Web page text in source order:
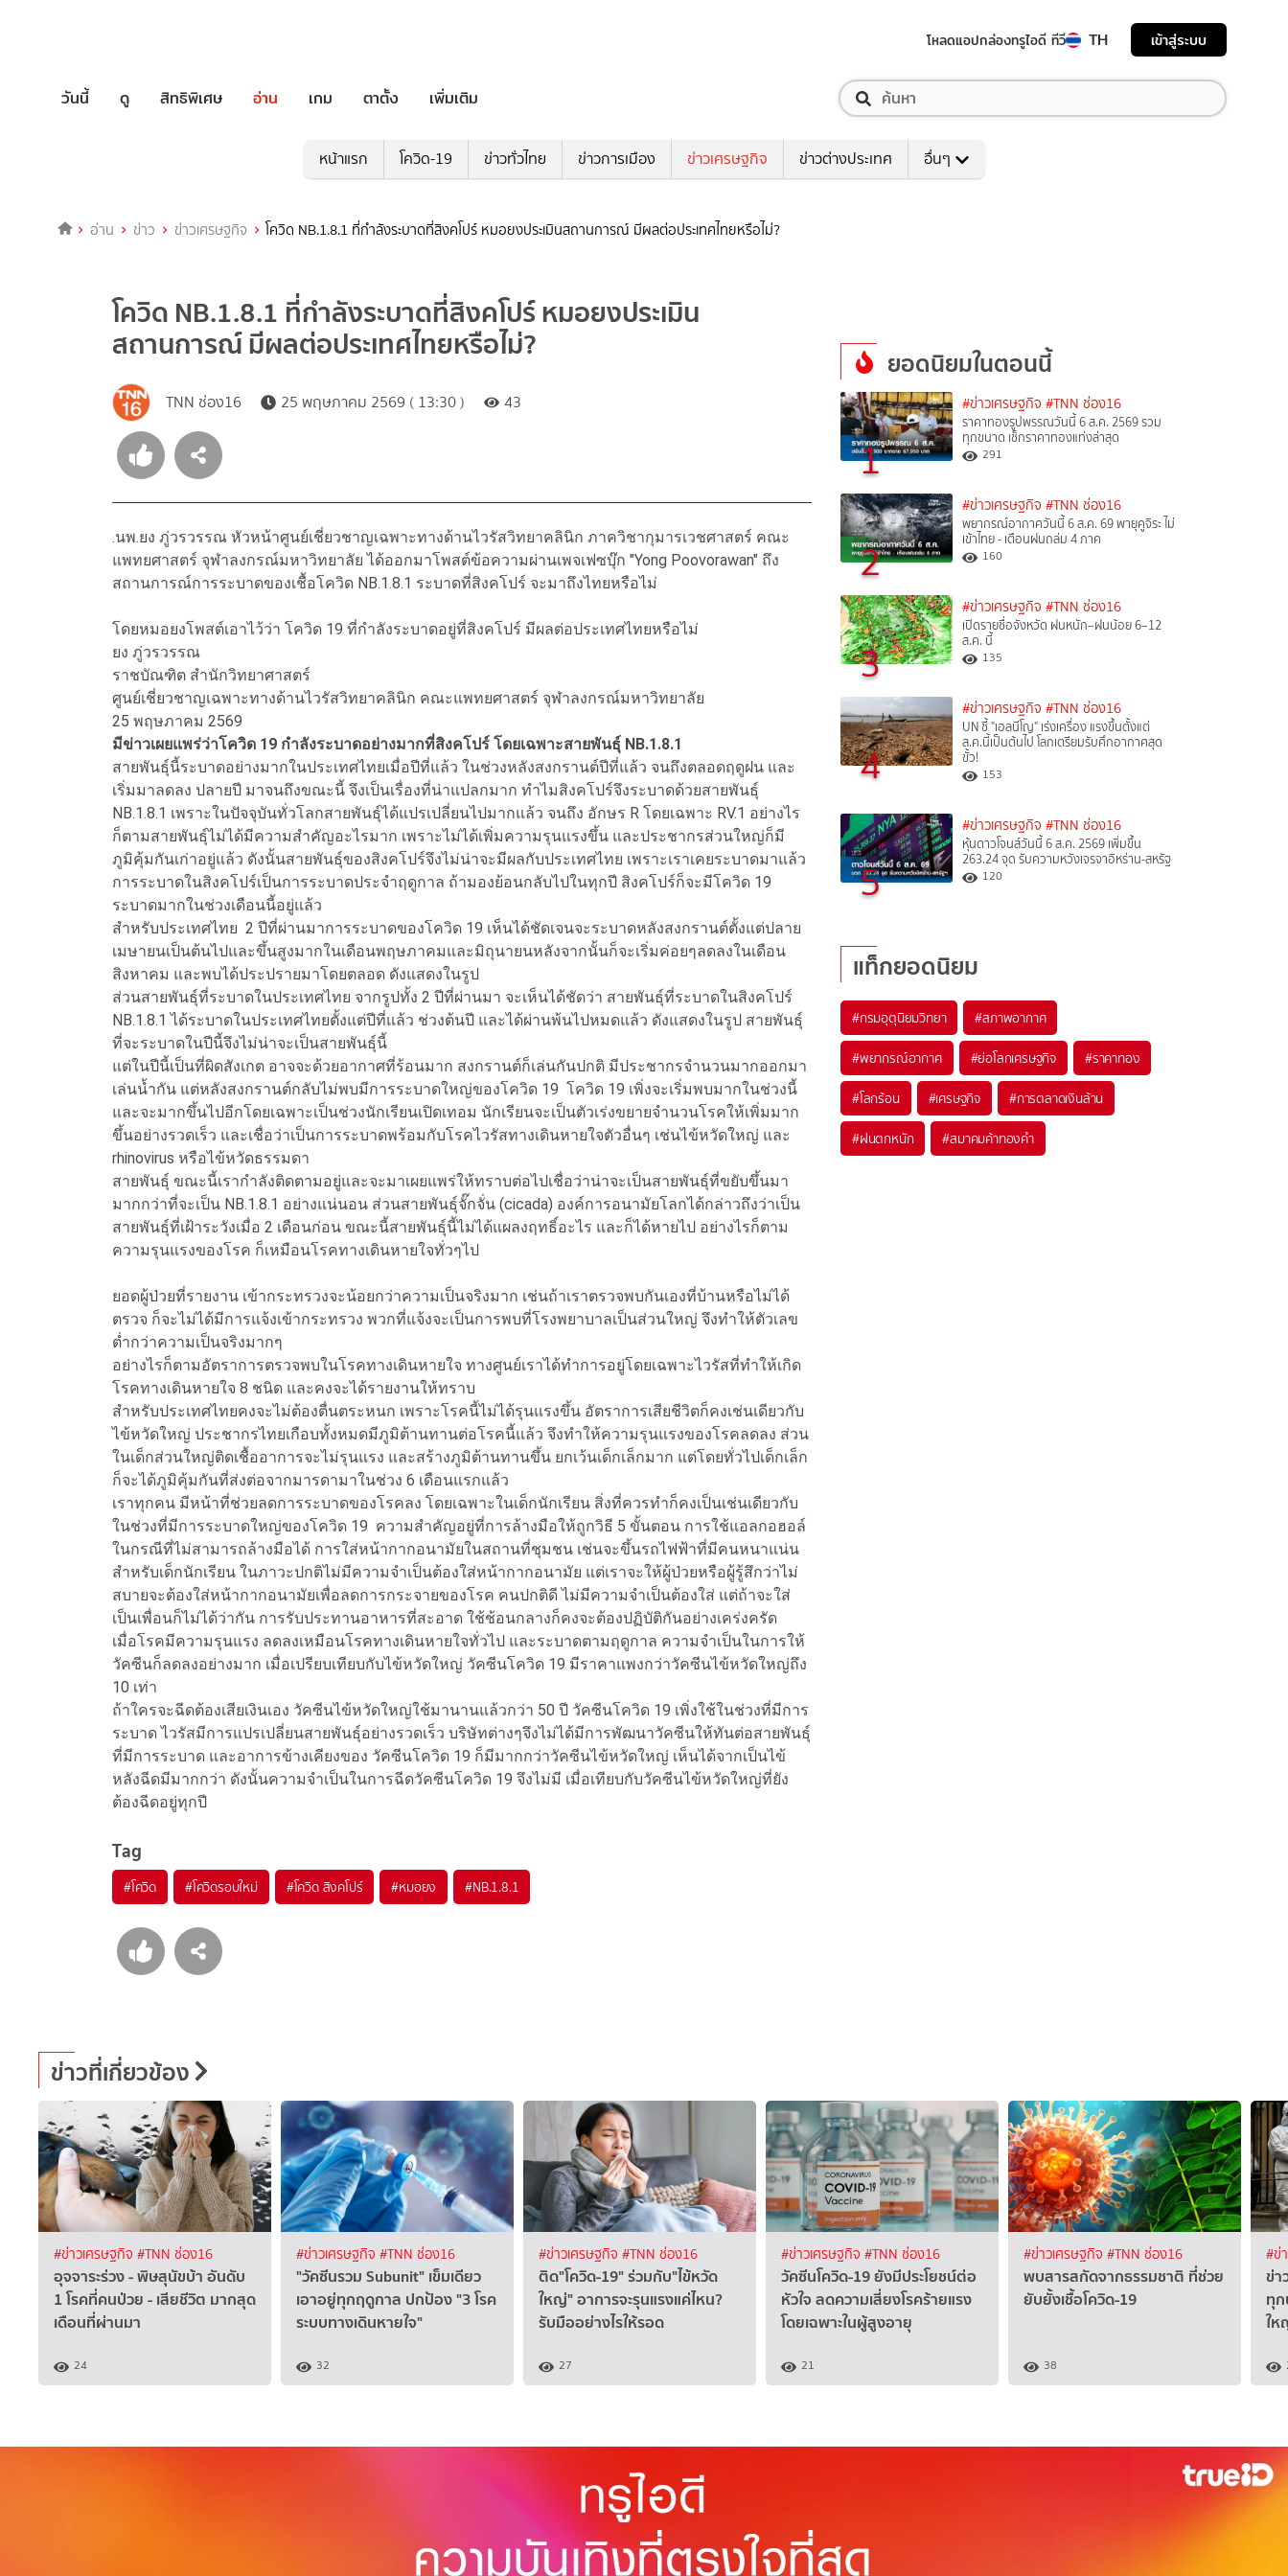
โหลดแอปกล่องทรูไอดี ทีวี TH เข้าสู่ระบบ
วันนี้ ดู สิทธิพิเศษ อ่าน เกม ตาตั้ง เพิ่มเติม
หน้าแรก โควิด-19 ข่าวทั่วไทย ข่าวการเมือง ข่าวเศรษฐกิจ ข่าวต่างประเทศ อื่นๆ
อ่าน ข่าว ข่าวเศรษฐกิจ โควิด NB.1.8.1 ที่กำลังระบาดที่สิงคโปร์ หมอยงประเมินสถานการณ์ มีผลต่อประเทศไทยหรือไม่?
โควิด NB.1.8.1 ที่กำลังระบาดที่สิงคโปร์ หมอยงประเมิน
สถานการณ์ มีผลต่อประเทศไทยหรือไม่?
TNN ช่อง16 25 พฤษภาคม 2569 ( 13:30 ) 43
.นพ.ยง ภู่วรวรรณ หัวหน้าศูนย์เชี่ยวชาญเฉพาะทางด้านไวรัสวิทยาคลินิก ภาควิชากุมารเวชศาสตร์ คณะ
แพทยศาสตร์ จุฬาลงกรณ์มหาวิทยาลัย ได้ออกมาโพสต์ข้อความผ่านเพจเฟซบุ๊ก "Yong Poovorawan" ถึง
สถานการณ์การระบาดของเชื้อโควิด NB.1.8.1 ระบาดที่สิงคโปร์ จะมาถึงไทยหรือไม่
โดยหมอยงโพสต์เอาไว้ว่า โควิด 19 ที่กำลังระบาดอยู่ที่สิงคโปร์ มีผลต่อประเทศไทยหรือไม่
ยง ภู่วรวรรณ
ราชบัณฑิต สำนักวิทยาศาสตร์
ศูนย์เชี่ยวชาญเฉพาะทางด้านไวรัสวิทยาคลินิก คณะแพทยศาสตร์ จุฬาลงกรณ์มหาวิทยาลัย
25 พฤษภาคม 2569
มีข่าวเผยแพร่ว่าโควิด 19 กำลังระบาดอย่างมากที่สิงคโปร์ โดยเฉพาะสายพันธุ์ NB.1.8.1
สายพันธุ์นี้ระบาดอย่างมากในประเทศไทยเมื่อปีที่แล้ว ในช่วงหลังสงกรานต์ปีที่แล้ว จนถึงตลอดฤดูฝน และ
เริ่มมาลดลง ปลายปี มาจนถึงขณะนี้ จึงเป็นเรื่องที่น่าแปลกมาก ทำไมสิงคโปร์จึงระบาดด้วยสายพันธุ์
NB.1.8.1 เพราะในปัจจุบันทั่วโลกสายพันธุ์ได้แปรเปลี่ยนไปมากแล้ว จนถึง อักษร R โดยเฉพาะ RV.1 อย่างไร
ก็ตามสายพันธุ์ไม่ได้มีความสำคัญอะไรมาก เพราะไม่ได้เพิ่มความรุนแรงขึ้น และประชากรส่วนใหญ่ก็มี
ภูมิคุ้มกันเก่าอยู่แล้ว ดังนั้นสายพันธุ์ของสิงคโปร์จึงไม่น่าจะมีผลกับประเทศไทย เพราะเราเคยระบาดมาแล้ว
การระบาดในสิงคโปร์เป็นการระบาดประจำฤดูกาล ถ้ามองย้อนกลับไปในทุกปี สิงคโปร์ก็จะมีโควิด 19
ระบาดมากในช่วงเดือนนี้อยู่แล้ว
สำหรับประเทศไทย 2 ปีที่ผ่านมาการระบาดของโควิด 19 เห็นได้ชัดเจนจะระบาดหลังสงกรานต์ตั้งแต่ปลาย
เมษายนเป็นต้นไปและขึ้นสูงมากในเดือนพฤษภาคมและมิถุนายนหลังจากนั้นก็จะเริ่มค่อยๆลดลงในเดือน
สิงหาคม และพบได้ประปรายมาโดยตลอด ดังแสดงในรูป
ส่วนสายพันธุ์ที่ระบาดในประเทศไทย จากรูปทั้ง 2 ปีที่ผ่านมา จะเห็นได้ชัดว่า สายพันธุ์ที่ระบาดในสิงคโปร์
NB.1.8.1 ได้ระบาดในประเทศไทยตั้งแต่ปีที่แล้ว ช่วงต้นปี และได้ผ่านพ้นไปหมดแล้ว ดังแสดงในรูป สายพันธุ์
ที่จะระบาดในปีนี้จึงไม่น่าจะเป็นสายพันธุ์นี้
แต่ในปีนี้เป็นที่ผิดสังเกต อาจจะด้วยอากาศที่ร้อนมาก สงกรานต์ก็เล่นกันปกติ มีประชากรจำนวนมากออกมา
เล่นน้ำกัน แต่หลังสงกรานต์กลับไม่พบมีการระบาดใหญ่ของโควิด 19 โควิด 19 เพิ่งจะเริ่มพบมากในช่วงนี้
และจะมากขึ้นไปอีกโดยเฉพาะเป็นช่วงนักเรียนเปิดเทอม นักเรียนจะเป็นตัวเร่งขยายจำนวนโรคให้เพิ่มมาก
ขึ้นอย่างรวดเร็ว และเชื่อว่าเป็นการระบาดพร้อมกับโรคไวรัสทางเดินหายใจตัวอื่นๆ เช่นไข้หวัดใหญ่ และ
rhinovirus หรือไข้หวัดธรรมดา
สายพันธุ์ ขณะนี้เรากำลังติดตามอยู่และจะมาเผยแพร่ให้ทราบต่อไปเชื่อว่าน่าจะเป็นสายพันธุ์ที่ขยับขึ้นมา
มากกว่าที่จะเป็น NB.1.8.1 อย่างแน่นอน ส่วนสายพันธุ์จั๊กจั่น (cicada) องค์การอนามัยโลกได้กล่าวถึงว่าเป็น
สายพันธุ์ที่เฝ้าระวังเมื่อ 2 เดือนก่อน ขณะนี้สายพันธุ์นี้ไม่ได้แผลงฤทธิ์อะไร และก็ได้หายไป อย่างไรก็ตาม
ความรุนแรงของโรค ก็เหมือนโรคทางเดินหายใจทั่วๆไป
ยอดผู้ป่วยที่รายงาน เข้ากระทรวงจะน้อยกว่าความเป็นจริงมาก เช่นถ้าเราตรวจพบกันเองที่บ้านหรือไม่ได้
ตรวจ ก็จะไม่ได้มีการแจ้งเข้ากระทรวง พวกที่แจ้งจะเป็นการพบที่โรงพยาบาลเป็นส่วนใหญ่ จึงทำให้ตัวเลข
ต่ำกว่าความเป็นจริงมากๆ
อย่างไรก็ตามอัตราการตรวจพบในโรคทางเดินหายใจ ทางศูนย์เราได้ทำการอยู่โดยเฉพาะไวรัสที่ทำให้เกิด
โรคทางเดินหายใจ 8 ชนิด และคงจะได้รายงานให้ทราบ
สำหรับประเทศไทยคงจะไม่ต้องตื่นตระหนก เพราะโรคนี้ไม่ได้รุนแรงขึ้น อัตราการเสียชีวิตก็คงเช่นเดียวกับ
ไข้หวัดใหญ่ ประชากรไทยเกือบทั้งหมดมีภูมิต้านทานต่อโรคนี้แล้ว จึงทำให้ความรุนแรงของโรคลดลง ส่วน
ในเด็กส่วนใหญ่ติดเชื้ออาการจะไม่รุนแรง และสร้างภูมิต้านทานขึ้น ยกเว้นเด็กเล็กมาก แต่โดยทั่วไปเด็กเล็ก
ก็จะได้ภูมิคุ้มกันที่ส่งต่อจากมารดามาในช่วง 6 เดือนแรกแล้ว
เราทุกคน มีหน้าที่ช่วยลดการระบาดของโรคลง โดยเฉพาะในเด็กนักเรียน สิ่งที่ควรทำก็คงเป็นเช่นเดียวกับ
ในช่วงที่มีการระบาดใหญ่ของโควิด 19 ความสำคัญอยู่ที่การล้างมือให้ถูกวิธี 5 ขั้นตอน การใช้แอลกอฮอล์
ในกรณีที่ไม่สามารถล้างมือได้ การใส่หน้ากากอนามัยในสถานที่ชุมชน เช่นจะขึ้นรถไฟฟ้าที่มีคนหนาแน่น
สำหรับเด็กนักเรียน ในภาวะปกติไม่มีความจำเป็นต้องใส่หน้ากากอนามัย แต่เราจะให้ผู้ป่วยหรือผู้รู้สึกว่าไม่
สบายจะต้องใส่หน้ากากอนามัยเพื่อลดการกระจายของโรค คนปกติดี ไม่มีความจำเป็นต้องใส่ แต่ถ้าจะใส่
เป็นเพื่อนก็ไม่ได้ว่ากัน การรับประทานอาหารที่สะอาด ใช้ช้อนกลางก็คงจะต้องปฏิบัติกันอย่างเคร่งครัด
เมื่อโรคมีความรุนแรง ลดลงเหมือนโรคทางเดินหายใจทั่วไป และระบาดตามฤดูกาล ความจำเป็นในการให้
วัคซีนก็ลดลงอย่างมาก เมื่อเปรียบเทียบกับไข้หวัดใหญ่ วัคซีนโควิด 19 มีราคาแพงกว่าวัคซีนไข้หวัดใหญ่ถึง
10 เท่า
ถ้าใครจะฉีดต้องเสียเงินเอง วัคซีนไข้หวัดใหญ่ใช้มานานแล้วกว่า 50 ปี วัคซีนโควิด 19 เพิ่งใช้ในช่วงที่มีการ
ระบาด ไวรัสมีการแปรเปลี่ยนสายพันธุ์อย่างรวดเร็ว บริษัทต่างๆจึงไม่ได้มีการพัฒนาวัคซีนให้ทันต่อสายพันธุ์
ที่มีการระบาด และอาการข้างเคียงของ วัคซีนโควิด 19 ก็มีมากกว่าวัคซีนไข้หวัดใหญ่ เห็นได้จากเป็นไข้
หลังฉีดมีมากกว่า ดังนั้นความจำเป็นในการฉีดวัคซีนโควิด 19 จึงไม่มี เมื่อเทียบกับวัคซีนไข้หวัดใหญ่ที่ยัง
ต้องฉีดอยู่ทุกปี
Tag
#โควิด #โควิดรอบใหม่ #โควิด สิงคโปร์ #หมอยง #NB.1.8.1
ยอดนิยมในตอนนี้
1
#ข่าวเศรษฐกิจ #TNN ช่อง16
ราคาทองรูปพรรณวันนี้ 6 ส.ค. 2569 รวม
ทุกขนาด เช็กราคาทองแท่งล่าสุด
291
2
#ข่าวเศรษฐกิจ #TNN ช่อง16
พยากรณ์อากาศวันนี้ 6 ส.ค. 69 พายุคูจิระ ไม่
เข้าไทย - เตือนฝนถล่ม 4 ภาค
160
3
#ข่าวเศรษฐกิจ #TNN ช่อง16
เปิดรายชื่อจังหวัด ฝนหนัก–ฝนน้อย 6–12
ส.ค. นี้
135
4
#ข่าวเศรษฐกิจ #TNN ช่อง16
UN ชี้ "เอลนีโญ" เร่งเครื่อง แรงขึ้นตั้งแต่
ส.ค.นี้เป็นต้นไป โลกเตรียมรับศึกอากาศสุด
ขั้ว!
153
5
#ข่าวเศรษฐกิจ #TNN ช่อง16
หุ้นดาวโจนส์วันนี้ 6 ส.ค. 2569 เพิ่มขึ้น
263.24 จุด รับความหวังเจรจาอิหร่าน-สหรัฐ
120
แท็กยอดนิยม
#กรมอุตุนิยมวิทยา #สภาพอากาศ
#พยากรณ์อากาศ #ย่อโลกเศรษฐกิจ #ราคาทอง
#โลกร้อน #เศรษฐกิจ #การตลาดเงินล้าน
#ฝนตกหนัก #สมาคมค้าทองคำ
ข่าวที่เกี่ยวข้อง
#ข่าวเศรษฐกิจ #TNN ช่อง16
อุจจาระร่วง - พิษสุนัขบ้า อันดับ
1 โรคที่คนป่วย - เสียชีวิต มากสุด
เดือนที่ผ่านมา
24
#ข่าวเศรษฐกิจ #TNN ช่อง16
"วัคซีนรวม Subunit" เข็มเดียว
เอาอยู่ทุกฤดูกาล ปกป้อง "3 โรค
ระบบทางเดินหายใจ"
32
#ข่าวเศรษฐกิจ #TNN ช่อง16
ติด"โควิด-19" ร่วมกับ"ไข้หวัด
ใหญ่" อาการจะรุนแรงแค่ไหน?
รับมืออย่างไรให้รอด
27
#ข่าวเศรษฐกิจ #TNN ช่อง16
วัคซีนโควิด-19 ยังมีประโยชน์ต่อ
หัวใจ ลดความเสี่ยงโรคร้ายแรง
โดยเฉพาะในผู้สูงอายุ
21
#ข่าวเศรษฐกิจ #TNN ช่อง16
พบสารสกัดจากธรรมชาติ ที่ช่วย
ยับยั้งเชื้อโควิด-19
38
#ข่
ข่า
ทุก
ให